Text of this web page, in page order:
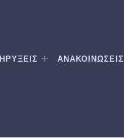
ΑΝΑΚΟΙΝΩΣΕΙΣ